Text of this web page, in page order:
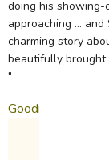
doing his
approaching ...
charming story
beautifully
"
Goodreads